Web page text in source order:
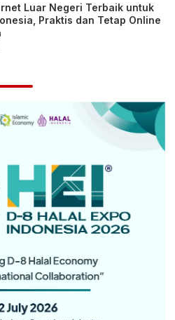
Luar Negeri Terbaik untuk
Praktis dan Tetap Online